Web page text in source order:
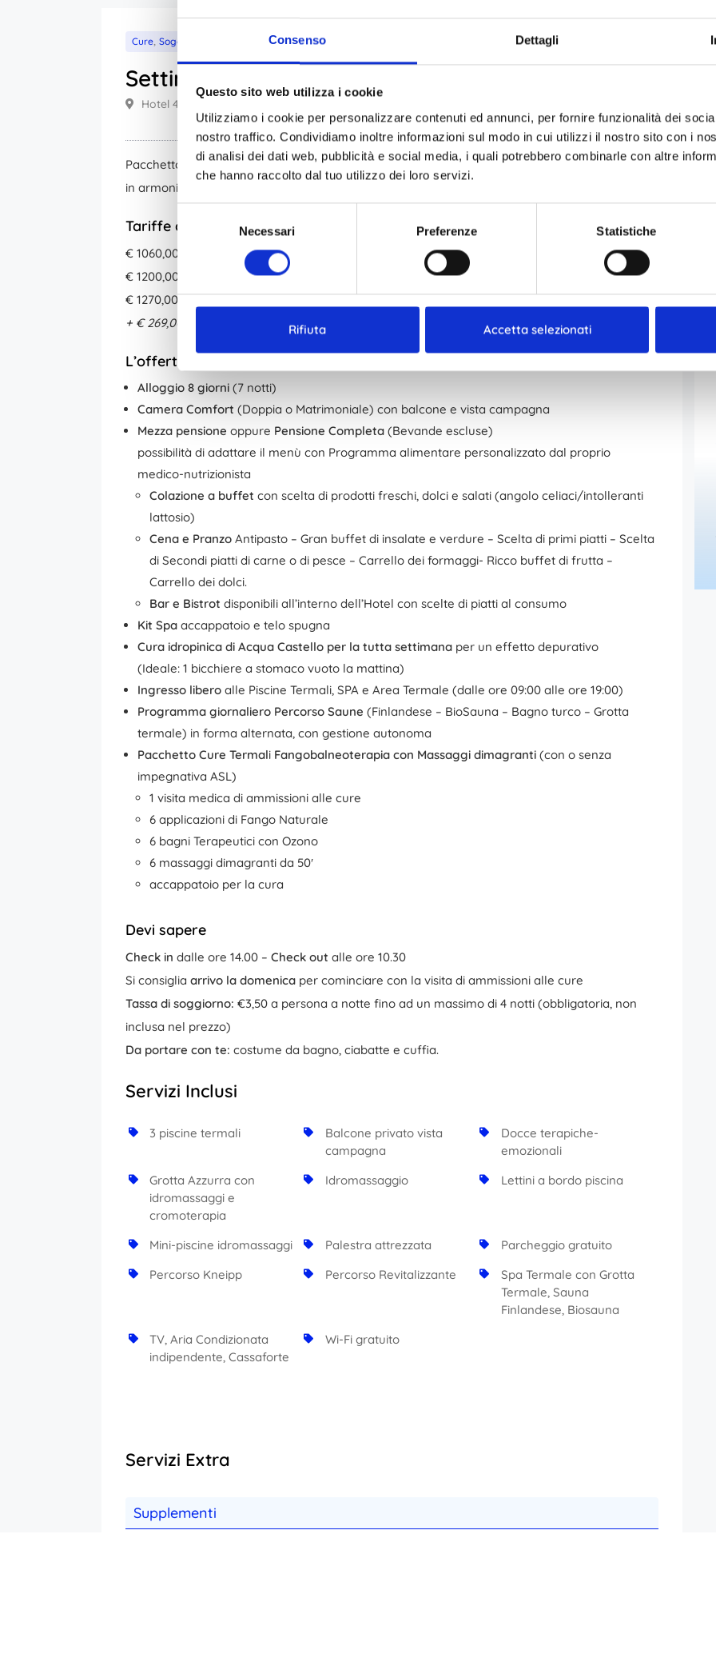
Consenso Dettagli
Questo sito web utilizza i cookie
Utilizziamo i cookie per personalizzare contenuti ed annunci, per fornire funzionalità dei
nostro traffico. Condividiamo inoltre informazioni sul modo in cui utilizzi il nostro sito con i
di analisi dei dati web, pubblicità e social media, i quali potrebbero combinarle con altre
che hanno raccolto dal tuo utilizzo dei loro servizi.
del
consenso
Necessari Preferenze Statistiche
Rifiuta Accetta selezionati
Cure, Soggiorno Da 1.060,00€
Settimana Dimagrante Base
Hotel 4 Stelle ★★★★ (Montegrotto Terme, Padova)
Pacchetto di 7 giorni con cure termali e massaggi dimagranti per ritrovare l’equilibrio e sentirsi
in armonia con il proprio corpo! Una settimana pensata per depurarsi.
Tariffe con impegnativa ASL (ticket escluso)
€ 1060,00 a persona in mezza pensione
€ 1200,00 a persona in pensione completa
€ 1270,00 a persona in pensione completa – Ponti e festività
+ € 269,00 a persona per cure a pagamento senza impegnativa ASL
L’offerta comprende a persona:
Alloggio 8 giorni (7 notti)
Camera Comfort (Doppia o Matrimoniale) con balcone e vista campagna
Mezza pensione oppure Pensione Completa (Bevande escluse)
possibilità di adattare il menù con Programma alimentare personalizzato dal proprio
medico-nutrizionista
Colazione a buffet con scelta di prodotti freschi, dolci e salati (angolo celiaci/intolleranti
lattosio)
Cena e Pranzo Antipasto – Gran buffet di insalate e verdure – Scelta di primi piatti – Scelta
di Secondi piatti di carne o di pesce – Carrello dei formaggi- Ricco buffet di frutta –
Carrello dei dolci.
Bar e Bistrot disponibili all’interno dell’Hotel con scelte di piatti al consumo
Kit Spa accappatoio e telo spugna
Cura idropinica di Acqua Castello per la tutta settimana per un effetto depurativo
(Ideale: 1 bicchiere a stomaco vuoto la mattina)
Ingresso libero alle Piscine Termali, SPA e Area Termale (dalle ore 09:00 alle ore 19:00)
Programma giornaliero Percorso Saune (Finlandese – BioSauna – Bagno turco – Grotta
termale) in forma alternata, con gestione autonoma
Pacchetto Cure Termali Fangobalneoterapia con Massaggi dimagranti (con o senza
impegnativa ASL)
1 visita medica di ammissioni alle cure
6 applicazioni di Fango Naturale
6 bagni Terapeutici con Ozono
6 massaggi dimagranti da 50′
accappatoio per la cura
Devi sapere
Check in dalle ore 14.00 – Check out alle ore 10.30
Si consiglia arrivo la domenica per cominciare con la visita di ammissioni alle cure
Tassa di soggiorno: €3,50 a persona a notte fino ad un massimo di 4 notti (obbligatoria, non
inclusa nel prezzo)
Da portare con te: costume da bagno, ciabatte e cuffia.
Servizi Inclusi
3 piscine termali
Balcone privato vista
campagna
Docce terapiche-
emozionali
Grotta Azzurra con
idromassaggi e
cromoterapia
Idromassaggio Lettini a bordo piscina
Mini-piscine idromassaggi Palestra attrezzata
Parcheggio gratuito
Percorso Kneipp
Percorso Revitalizzante
Spa Termale con Grotta
Termale, Sauna
Finlandese, Biosauna
TV, Aria Condizionata
indipendente, Cassaforte
Wi-Fi gratuito
Servizi Extra
Supplementi